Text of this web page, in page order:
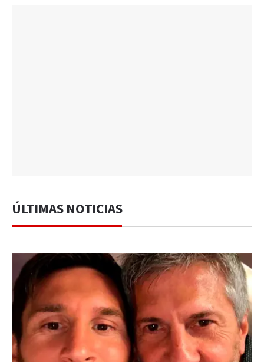
ÚLTIMAS NOTICIAS